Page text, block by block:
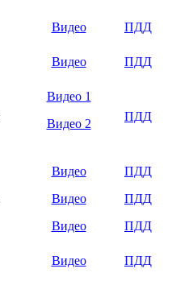
Видео ПДД
Видео
ПДД
Видео 1
Видео 2
ПДД
Видео
ПДД
Видео
ПДД
Видео
ПДД
Видео ПДД